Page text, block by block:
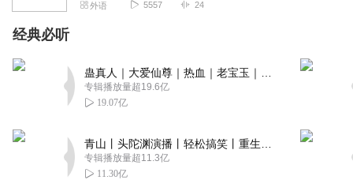
外语 5557 24
经典必听
专辑播放量超19.6亿
19.07亿
专辑播放量超11.3亿
11.30亿